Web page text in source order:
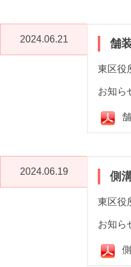
2024.06.21 舗
東区役
お知ら
2024.06.19 側
東区役
お知ら